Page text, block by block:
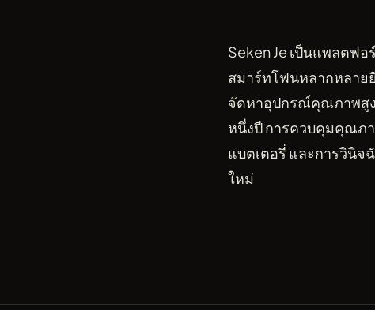
Seken Je เป็นแพลตฟ
สมาร์ทโฟนหลากหลาย
จัดหาอุปกรณ์คุณภาพสู
หนึ่งปี การควบคุมคุณภ
แบตเตอรี่ และการวินิ
ใหม่